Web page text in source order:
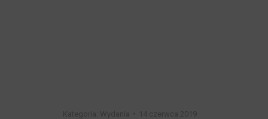
Kategoria: Wydania 14 czerwca 2019